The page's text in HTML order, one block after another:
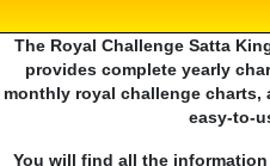
The Royal Challenge Satta
provides complete yearly
monthly royal challenge charts,
easy-to-
You will find all the